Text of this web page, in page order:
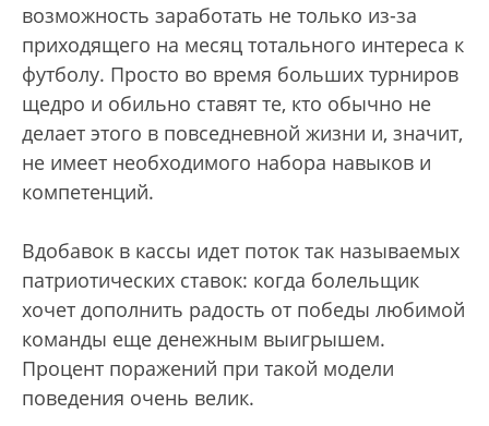
возможность заработать не только из-за
приходящего на месяц тотального интереса к
футболу. Просто во время больших турниров
щедро и обильно ставят те, кто обычно не
делает этого в повседневной жизни и, значит,
не имеет необходимого набора навыков и
компетенций.
Вдобавок в кассы идет поток так называемых
патриотических ставок: когда болельщик
хочет дополнить радость от победы любимой
команды еще денежным выигрышем.
Процент поражений при такой модели
поведения очень велик.